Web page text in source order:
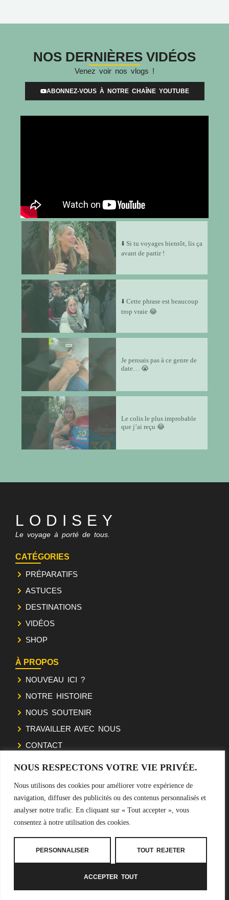
NOUS RESPECTONS VOTRE VIE PRIVÉE.
Nous utilisons des cookies pour améliorer votre expérience de
navigation, diffuser des publicités ou des contenus personnalisés et
analyser notre trafic. En cliquant sur « Tout accepter », vous
consentez à notre utilisation des cookies.
PERSONNALISER TOUT REJETER
ACCEPTER TOUT
NOS DERNIÈRES VIDÉOS
Venez voir nos vlogs !
ABONNEZ-VOUS À NOTRE CHAÎNE YOUTUBE
⬇️ Si tu voyages bientôt, lis ça
avant de partir !
⬇️ Cette phrase est beaucoup
trop vraie 😂
Je pensais pas à ce genre de
date… 😭
Le colis le plus improbable
que j’ai reçu 😂
t’entraîner aujourd’hui, lis
⬇️ POV : tu voulais un mec
vérité 🚩
LODISEY
Le voyage à porté de tous.
CATÉGORIES
PRÉPARATIFS
ASTUCES
DESTINATIONS
VIDÉOS
SHOP
À PROPOS
NOUVEAU ICI ?
NOTRE HISTOIRE
NOUS SOUTENIR
TRAVAILLER AVEC NOUS
CONTACT
SUIVEZ NOTRE ODYSSÉE
NEWSLETTER
–CGV–Politiques de confidentialité